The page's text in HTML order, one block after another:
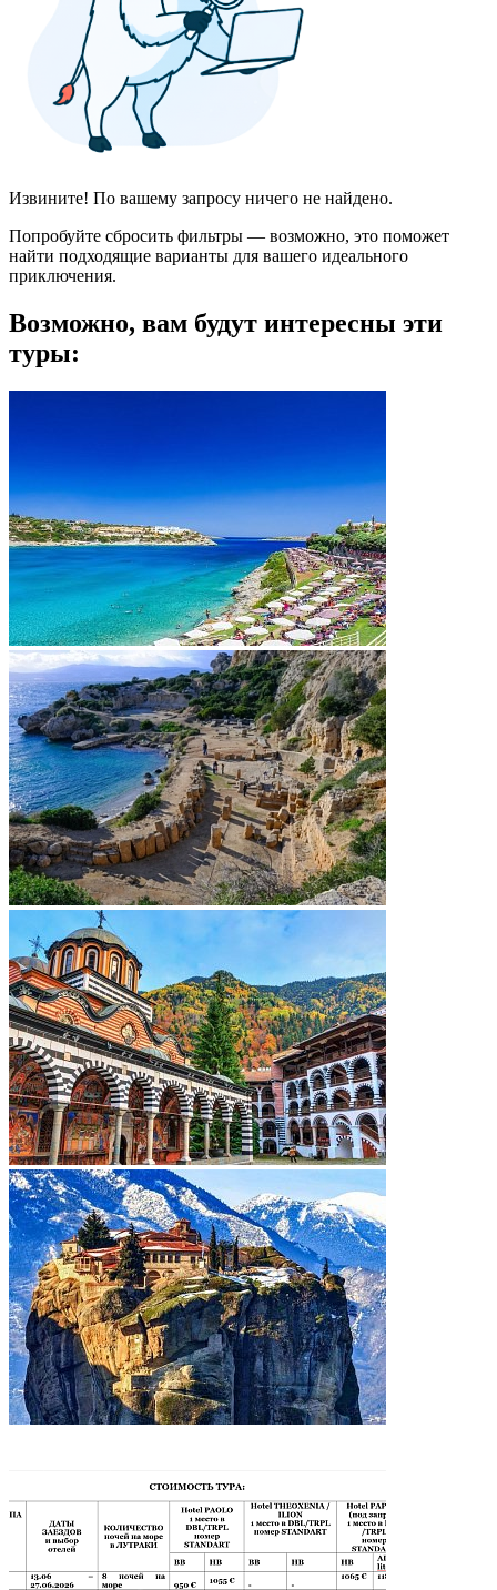
Извините! По вашему запросу ничего не найдено.
Попробуйте сбросить фильтры — возможно, это поможет
найти подходящие варианты для вашего идеального
приключения.
Возможно, вам будут интересны эти
туры: